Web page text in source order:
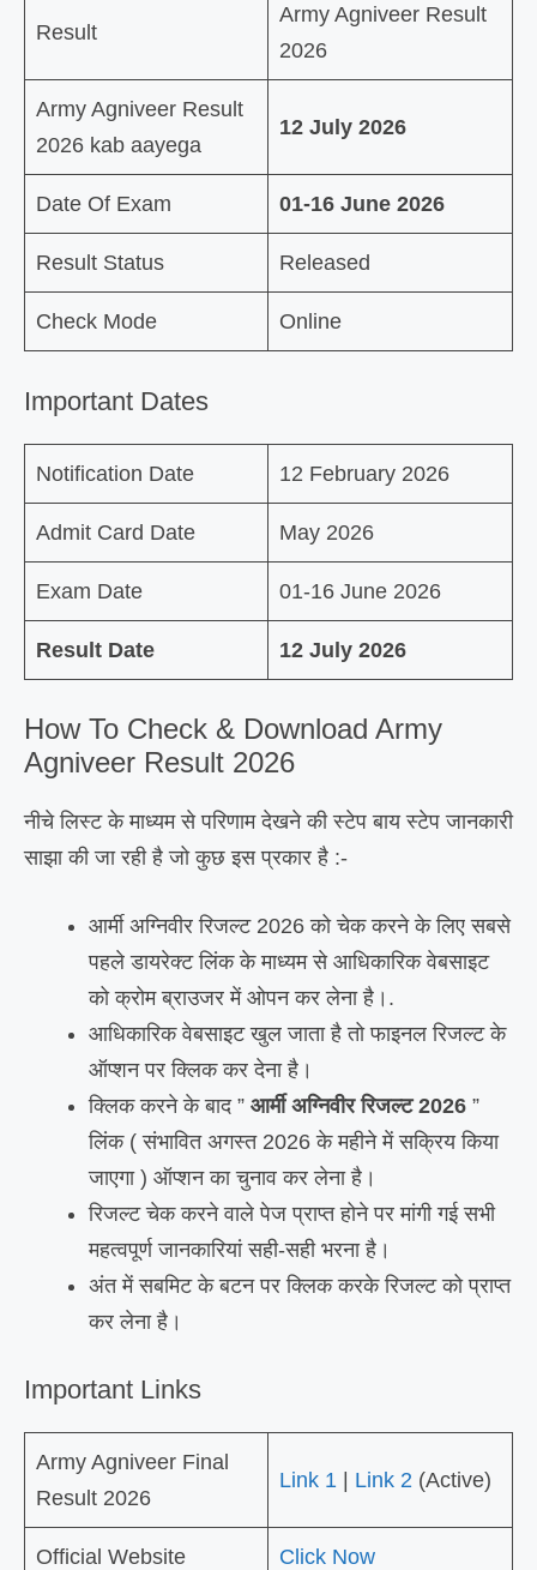
Result
Army Agniveer Result
2026
Army Agniveer Result
2026 kab aayega
12 July 2026
Date Of Exam 01-16 June 2026
Result Status Released
Check Mode Online
Important Dates
Notification Date 12 February 2026
Admit Card Date May 2026
Exam Date 01-16 June 2026
Result Date 12 July 2026
How To Check & Download Army
Agniveer Result 2026
नीचे लिस्ट के माध्यम से परिणाम देखने की स्टेप बाय स्टेप जानकारी
साझा की जा रही है जो कुछ इस प्रकार है :-
आर्मी अग्निवीर रिजल्ट 2026 को चेक करने के लिए सबसे
पहले डायरेक्ट लिंक के माध्यम से आधिकारिक वेबसाइट
को क्रोम ब्राउजर में ओपन कर लेना है।.
आधिकारिक वेबसाइट खुल जाता है तो फाइनल रिजल्ट के
ऑप्शन पर क्लिक कर देना है।
क्लिक करने के बाद ” आर्मी अग्निवीर रिजल्ट 2026 ”
लिंक ( संभावित अगस्त 2026 के महीने में सक्रिय किया
जाएगा ) ऑप्शन का चुनाव कर लेना है।
रिजल्ट चेक करने वाले पेज प्राप्त होने पर मांगी गई सभी
महत्वपूर्ण जानकारियां सही-सही भरना है।
अंत में सबमिट के बटन पर क्लिक करके रिजल्ट को प्राप्त
कर लेना है।
Important Links
Army Agniveer Final
Result 2026
Link 1 | Link 2 (Active)
Official Website Click Now